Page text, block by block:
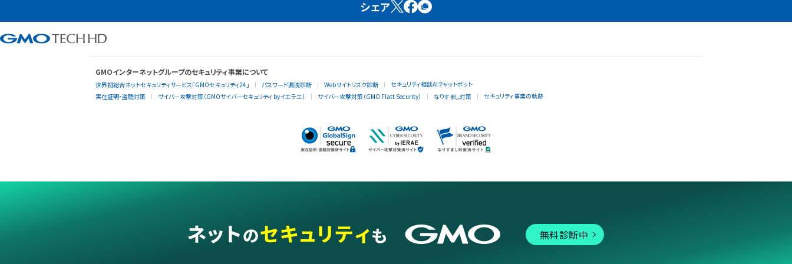
シェア
GMOインターネットグループのセキュリティ事業について
世界初総合ネットセキュリティサービス「GMOセキュリティ24」 パスワード漏洩診断 Webサイトリスク診断
セキュリティ相談AIチャットボット
実在証明・盗聴対策
サイバー攻撃対策（GMOサイバーセキュリティ byイエラエ） サイバー攻撃対策（GMO Flatt Security） なりすまし対策 セキュリティ事業の軌跡
無料診断中